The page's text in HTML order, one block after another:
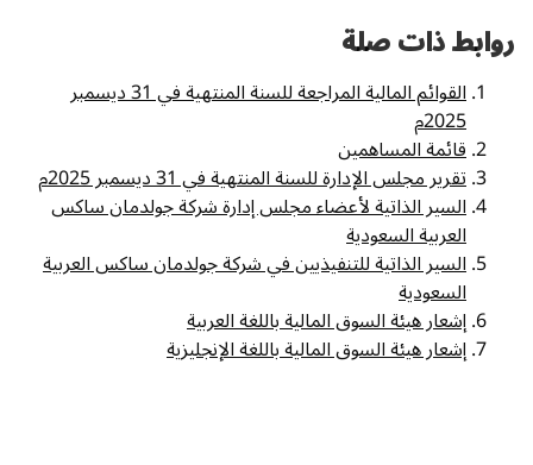
روابط ذات صلة
ا لقوائم المالية المراجعة للسنة المنتهية في 31 ديسمبر
2025م
قائمة المساهمين
تقرير مجلس الإدارة للسنة المنتهية في 31 ديسمبر 2025م
السير الذاتية لأعضاء مجلس إدارة شركة جولدمان ساكس
العربية السعودية
السير الذاتية للتنفيذيين في شركة جولدمان ساكس العربية
السعودية
إشعار هيئة السوق المالية باللغة العربية
إشعار هيئة السوق المالية باللغة الإنجليزية